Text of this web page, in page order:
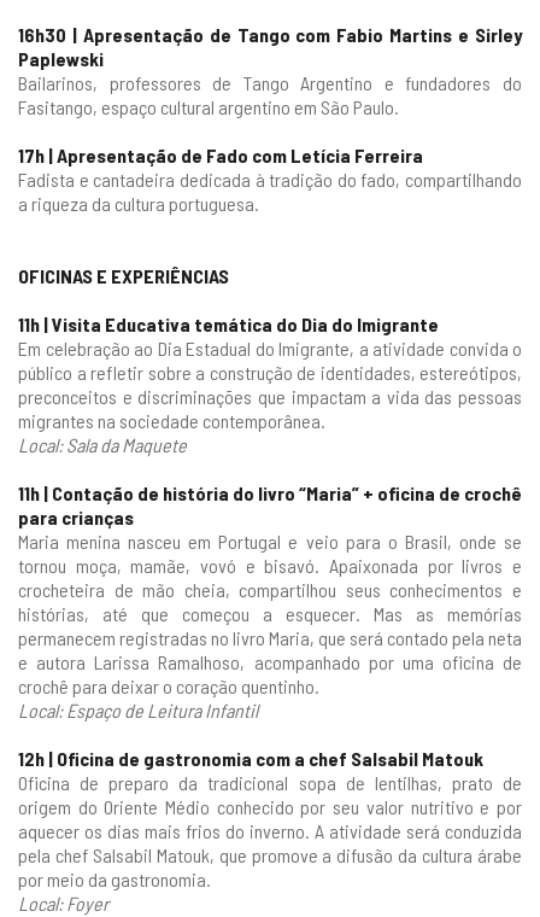
16h30 | Apresentação de Tango com Fabio Martins e Sirley
Paplewski
Bailarinos, professores de Tango Argentino e fundadores do
Fasitango, espaço cultural argentino em São Paulo.
17h | Apresentação de Fado com Letícia Ferreira
Fadista e cantadeira dedicada à tradição do fado, compartilhando
a riqueza da cultura portuguesa.
OFICINAS E EXPERIÊNCIAS
11h | Visita Educativa temática do Dia do Imigrante
Em celebração ao Dia Estadual do Imigrante, a atividade convida o
público a refletir sobre a construção de identidades, estereótipos,
preconceitos e discriminações que impactam a vida das pessoas
migrantes na sociedade contemporânea.
Local: Sala da Maquete
11h | Contação de história do livro “Maria” + oficina de crochê
para crianças
Maria menina nasceu em Portugal e veio para o Brasil, onde se
tornou moça, mamãe, vovó e bisavó. Apaixonada por livros e
crocheteira de mão cheia, compartilhou seus conhecimentos e
histórias, até que começou a esquecer. Mas as memórias
permanecem registradas no livro Maria, que será contado pela neta
e autora Larissa Ramalhoso, acompanhado por uma oficina de
crochê para deixar o coração quentinho.
Local: Espaço de Leitura Infantil
12h | Oficina de gastronomia com a chef Salsabil Matouk
Oficina de preparo da tradicional sopa de lentilhas, prato de
origem do Oriente Médio conhecido por seu valor nutritivo e por
aquecer os dias mais frios do inverno. A atividade será conduzida
pela chef Salsabil Matouk, que promove a difusão da cultura árabe
por meio da gastronomia.
Local: Foyer